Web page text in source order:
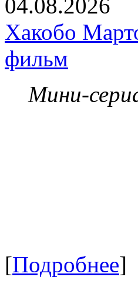
04.08.2026
Хакобо
фильм
Мини-
[Подробнее]